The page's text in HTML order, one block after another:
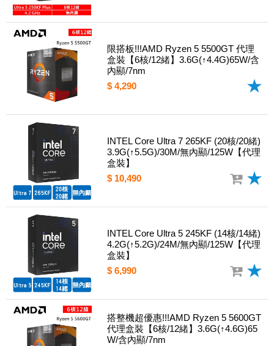
限搭板!!!AMD Ryzen 5 5500GT 代理
盒裝【6核/12緒】3.6G(↑4.4G)65W/含
內顯/7nm
$ 4,290
INTEL Core Ultra 7 265KF (20核/20緒)
3.9G(↑5.5G)/30M/無內顯/125W【代理
盒裝】
$ 10,490
INTEL Core Ultra 5 245KF (14核/14緒)
4.2G(↑5.2G)/24M/無內顯/125W【代理
盒裝】
$ 6,990
搭整機超優惠!!!AMD Ryzen 5 5600GT
代理盒裝【6核/12緒】3.6G(↑4.6G)65
W/含內顯/7nm